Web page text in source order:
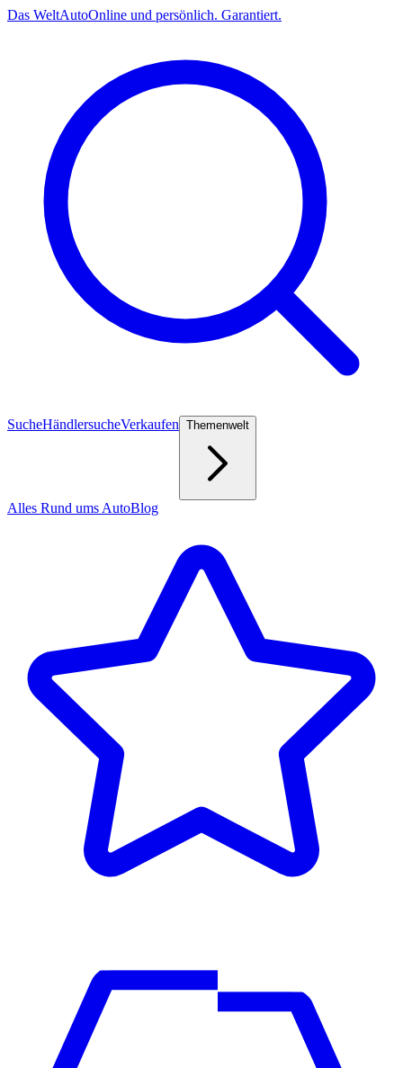
Das WeltAutoOnline und persönlich. Garantiert.
SucheHändlersucheVerkaufen Themenwelt
Alles Rund ums AutoBlog